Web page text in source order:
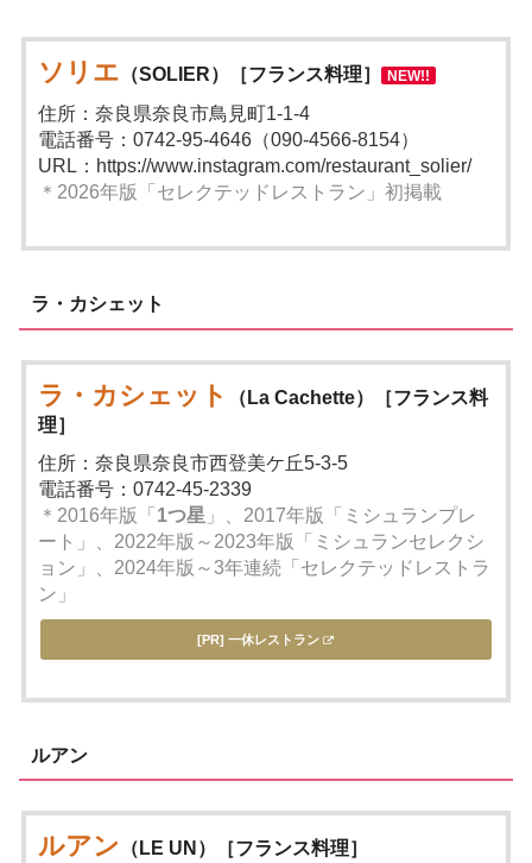
ソリエ （SOLIER）［フランス料理］ NEW!!
住所：奈良県奈良市鳥見町1-1-4
電話番号：0742-95-4646（090-4566-8154）
URL：https://www.instagram.com/restaurant_solier/
＊2026年版「セレクテッドレストラン」初掲載
ラ・カシェット
ラ・カシェット
（La Cachette）［フランス料
理］
住所：奈良県奈良市西登美ケ丘5-3-5
電話番号：0742-45-2339
＊2016年版「 1つ星 」、2017年版「ミシュランプレ
ート」、2022年版～2023年版「ミシュランセレクシ
ョン」、2024年版～3年連続「セレクテッドレストラ
ン」
[PR] 一休レストラン
ルアン
ルアン
（LE UN）［フランス料理］